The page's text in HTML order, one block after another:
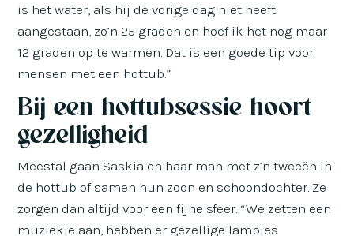
is het water, als hij de vorige dag niet heeft
aangestaan, zo’n 25 graden en hoef ik het nog maar
12 graden op te warmen. Dat is een goede tip voor
mensen met een hottub.”
Bij een hottubsessie hoort
gezelligheid
Meestal gaan Saskia en haar man met z’n tweeën in
de hottub of samen hun zoon en schoondochter. Ze
zorgen dan altijd voor een fijne sfeer. “We zetten een
muziekje aan, hebben er gezellige lampjes